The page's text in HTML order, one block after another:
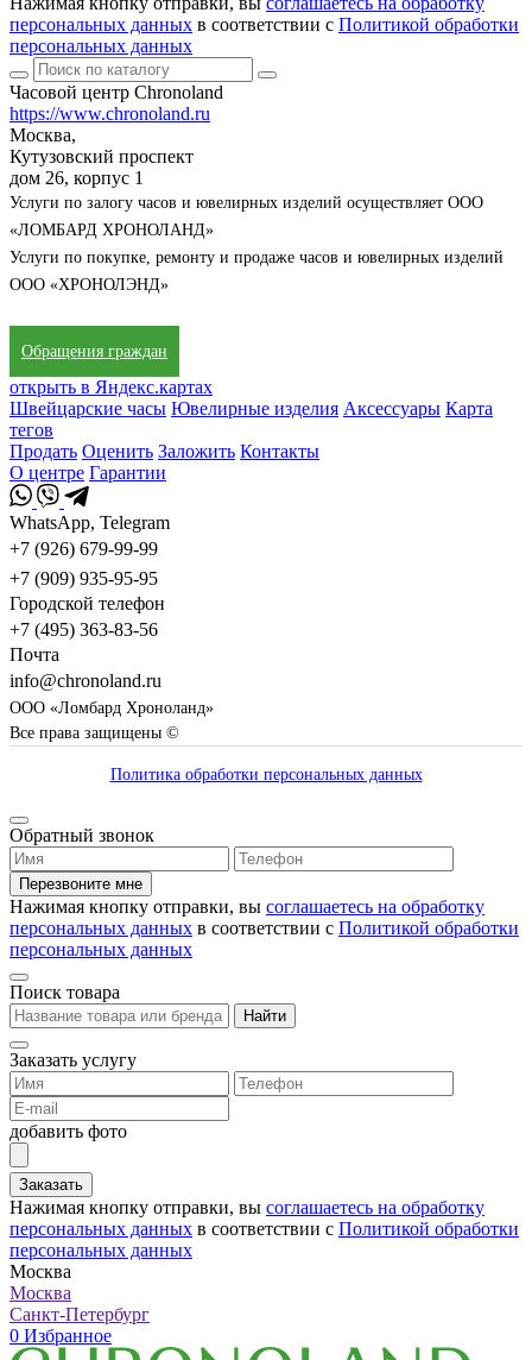
персональных данных в соответствии с Политикой обработки
персональных данных
Часовой центр Chronoland
https://www.chronoland.ru
Москва,
Кутузовский проспект
дом 26, корпус 1
Услуги по залогу часов и ювелирных изделий осуществляет ООО
«ЛОМБАРД ХРОНОЛАНД»
Услуги по покупке, ремонту и продаже часов и ювелирных изделий
ООО «ХРОНОЛЭНД»
Обращения граждан
открыть в Яндекс.картах
Швейцарские часы Ювелирные изделия Аксессуары Карта
тегов
Продать Оценить Заложить Контакты
О центре Гарантии
WhatsApp, Telegram
+7 (926) 679-99-99
+7 (909) 935-95-95
Городской телефон
+7 (495) 363-83-56
Почта
info@chronoland.ru
ООО «Ломбард Хроноланд»
Все права защищены ©
Политика обработки персональных данных
Обратный звонок
Перезвоните мне
Нажимая кнопку отправки, вы соглашаетесь на обработку
персональных данных в соответствии с Политикой обработки
персональных данных
Поиск товара
Найти
Заказать услугу
добавить фото
Заказать
Нажимая кнопку отправки, вы соглашаетесь на обработку
персональных данных в соответствии с Политикой обработки
персональных данных
Москва
Москва
Санкт-Петербург
0 Избранное